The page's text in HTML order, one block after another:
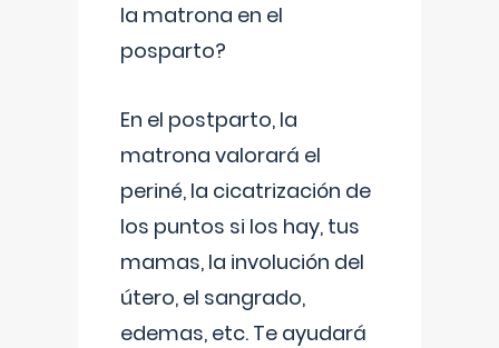
la matrona en el
posparto?
En el postparto, la
matrona valorará el
periné, la cicatrización de
los puntos si los hay, tus
mamas, la involución del
útero, el sangrado,
edemas, etc. Te ayudará